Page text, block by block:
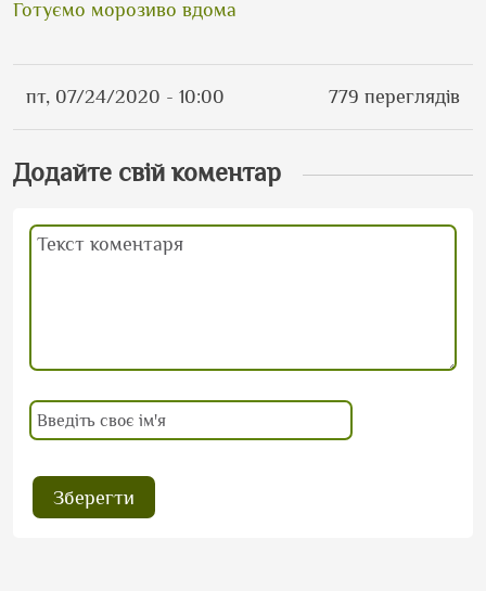
Готуємо морозиво вдома
пт, 07/24/2020 - 10:00 779 переглядів
Додайте свій коментар